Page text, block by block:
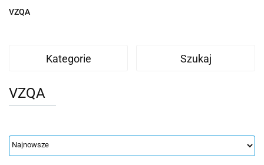
VZQA
Kategorie Szukaj
VZQA